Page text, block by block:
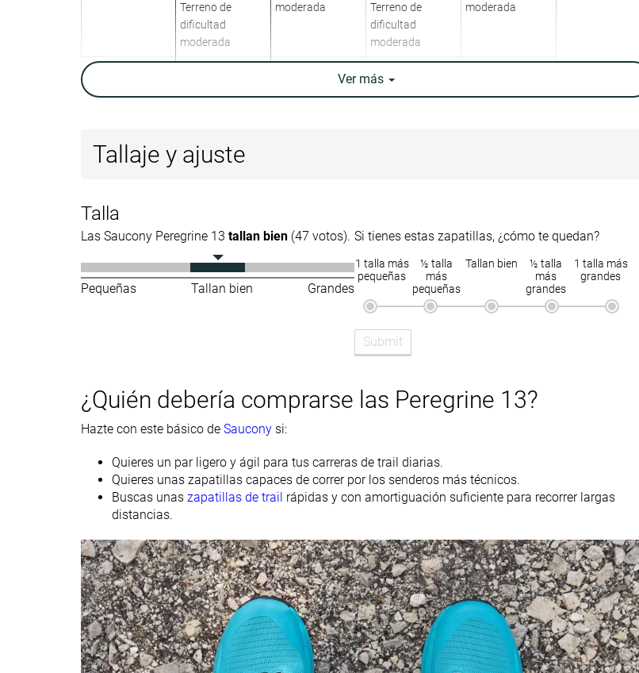
Terreno de
dificultad
moderada
moderada
Terreno de
dificultad
moderada
moderada
Absorción de
impactos
Baja
Tracción
Peso laboratorio
Peso marca
9.6 oz / 271g
9.6 oz / 271g
10.2 oz / 290g
9.9 oz / 280g
Drop laboratorio
Drop marca
3.9 mm
4.0 mm
4.8 mm
4.0 mm
3.0 mm
6.0 mm
Medio/antepié Medio/antepié
Rigidez de la
mediasuela
- Blanda - -
Diferencia de la
rigidez de la
mediasuela en
Pequeña Pequeña Normal
Placa Rock plate Rock plate ✗ Rock plate
Durabilidad de la
parte delantera
- Mala Buena Decente
Durabilidad del
acolchado del
talón
- Media Media Alta
Ver más
Tallaje y ajuste
Talla
Las Saucony Peregrine 13 tallan bien (47 votos).
Pequeñas Tallan bien Grandes
Si tienes estas zapatillas, ¿cómo te quedan?
1 talla más
pequeñas
½ talla
más
pequeñas
Tallan bien
½ talla
más
grandes
1 talla más
grandes
Submit
¿Quién debería comprarse las Peregrine 13?
Hazte con este básico de Saucony si:
Quieres un par ligero y ágil para tus carreras de trail diarias.
Quieres unas zapatillas capaces de correr por los senderos más técnicos.
Buscas unas zapatillas de trail rápidas y con amortiguación suficiente para recorrer largas
distancias.